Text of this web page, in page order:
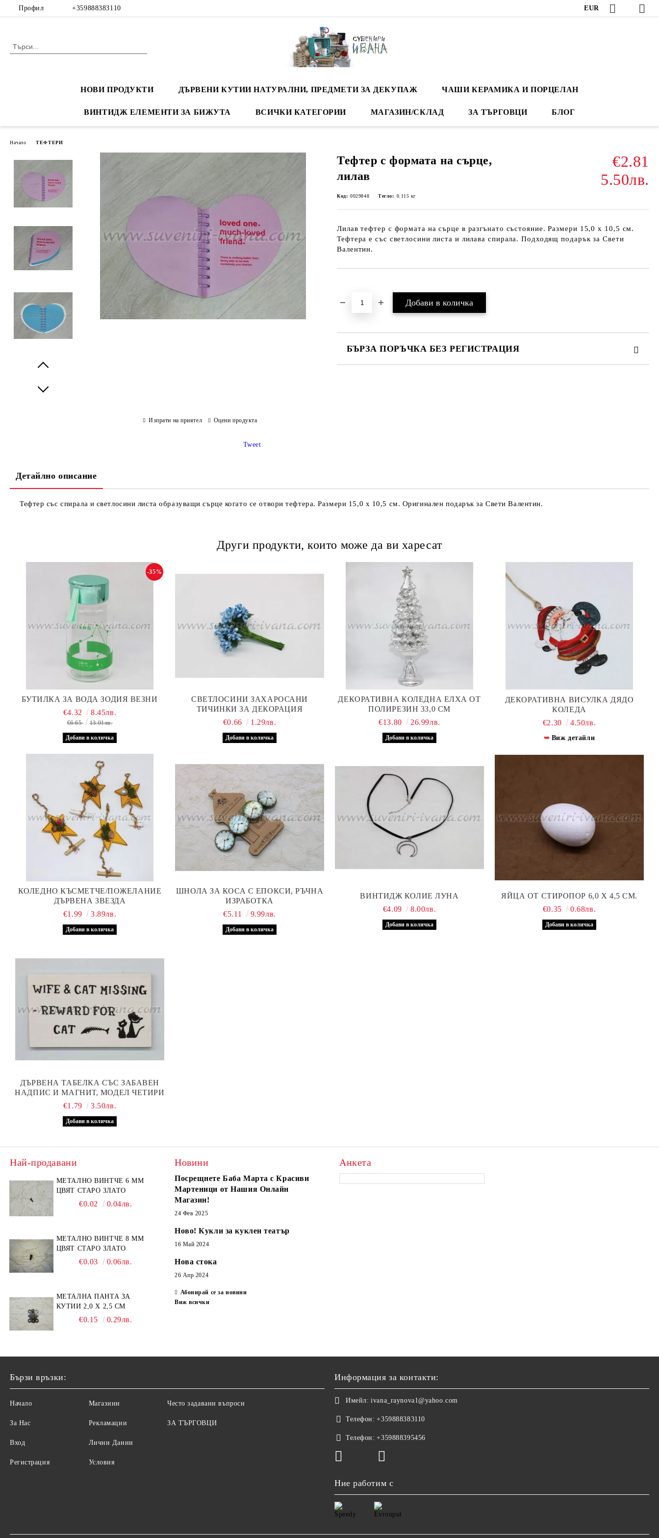
Профил +359888383110 EUR
НОВИ ПРОДУКТИ ДЪРВЕНИ КУТИИ НАТУРАЛНИ, ПРЕДМЕТИ ЗА ДЕКУПАЖ ЧАШИ КЕРАМИКА И ПОРЦЕЛАН
ВИНТИДЖ ЕЛЕМЕНТИ ЗА БИЖУТА ВСИЧКИ КАТЕГОРИИ МАГАЗИН/СКЛАД ЗА ТЪРГОВЦИ БЛОГ
Начало ТЕФТЕРИ
Тефтер с формата на сърце,
лилав
€2.81
5.50лв.
Код: 0029848 Тегло: 0.115 кг
Лилав тефтер с формата на сърце в разгънато състояние. Размери 15,0 х 10,5 см.
Тефтера е със светлосини листа и лилава спирала. Подходящ подарък за Свети
Валентин.
БЪРЗА ПОРЪЧКА БЕЗ РЕГИСТРАЦИЯ
Изпрати на приятел Оцени продукта
Tweet
Детайлно описание
Тефтер със спирала и светлосини листа образуващи сърце когато се отвори тефтера. Размери 15,0 х 10,5 см. Оригинален подарък за Свети Валентин.
Други продукти, които може да ви харесат
БУТИЛКА ЗА ВОДА ЗОДИЯ ВЕЗНИ
-35%
€4.32 8.45лв.
€6.65 13.01лв.
СВЕТЛОСИНИ ЗАХАРОСАНИ
ТИЧИНКИ ЗА ДЕКОРАЦИЯ
€0.66
1.29лв.
ДЕКОРАТИВНА КОЛЕДНА ЕЛХА ОТ
ПОЛИРЕЗИН 33,0 СМ
€13.80
26.99лв.
ДЕКОРАТИВНА ВИСУЛКА ДЯДО
КОЛЕДА
€2.30
4.50лв.
Виж детайли
КОЛЕДНО КЪСМЕТЧЕ/ПОЖЕЛАНИЕ
ДЪРВЕНА ЗВЕЗДА
€1.99
3.89лв.
ШНОЛА ЗА КОСА С ЕПОКСИ, РЪЧНА
ИЗРАБОТКА
€5.11
9.99лв.
ВИНТИДЖ КОЛИЕ ЛУНА
€4.09
8.00лв.
ЯЙЦА ОТ СТИРОПОР 6,0 Х 4,5 СМ.
€0.35
0.68лв.
ДЪРВЕНА ТАБЕЛКА СЪС ЗАБАВЕН
НАДПИС И МАГНИТ, МОДЕЛ ЧЕТИРИ
€1.79
3.50лв.
Най-продавани
МЕТАЛНО ВИНТЧЕ 6 ММ
ЦВЯТ СТАРО ЗЛАТО
€0.02 0.04лв.
МЕТАЛНО ВИНТЧЕ 8 ММ
ЦВЯТ СТАРО ЗЛАТО
€0.03 0.06лв.
МЕТАЛНА ПАНТА ЗА
КУТИИ 2,0 Х 2,5 СМ
€0.15 0.29лв.
Новини
Посрещнете Баба Марта с Красиви
Мартеници от Нашия Онлайн
Магазин!
24 Фев 2025
Ново! Кукли за куклен театър
16 Май 2024
Нова стока
26 Апр 2024
Абонирай се за новини
Виж всички
Анкета
Бързи връзки:
Начало
За Нас
Вход
Регистрация
Магазини
Рекламации
Лични Данни
Условия
Често задавани въпроси
ЗА ТЪРГОВЦИ
Информация за контакти:
Имейл: ivana_raynova1@yahoo.com
Телефон: +359888383110
Телефон: +359888395456
Ние работим с